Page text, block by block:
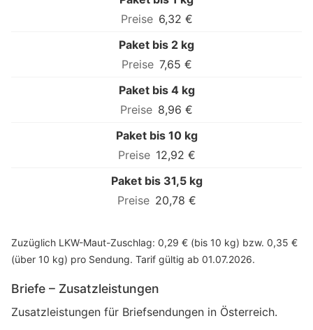
6,32 €
Paket bis 2 kg
7,65 €
Paket bis 4 kg
8,96 €
Paket bis 10 kg
12,92 €
Paket bis 31,5 kg
20,78 €
Zuzüglich LKW-Maut-Zuschlag: 0,29 € (bis 10 kg) bzw. 0,35 €
(über 10 kg) pro Sendung. Tarif gültig ab 01.07.2026.
Briefe – Zusatzleistungen
Zusatzleistungen für Briefsendungen in Österreich.